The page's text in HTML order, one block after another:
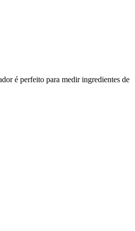
é perfeito para medir ingredientes de